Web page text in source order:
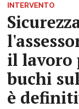
INTERVENTO
il lavoro
buchi
è